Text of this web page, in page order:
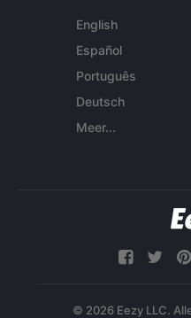
English
Español
Português
Deutsch
Meer...
© 2026 Eezy LLC.